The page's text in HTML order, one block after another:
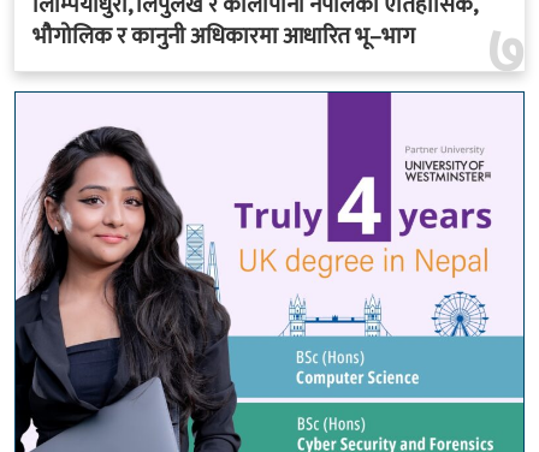
७
भौगोलिक र कानुनी अधिकारमा आधारित भू–भाग